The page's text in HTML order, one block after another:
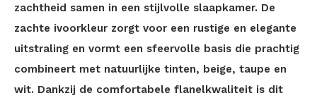
zachtheid samen in een stijlvolle slaapkamer. De
zachte ivoorkleur zorgt voor een rustige en elegante
uitstraling en vormt een sfeervolle basis die prachtig
combineert met natuurlijke tinten, beige, taupe en
wit. Dankzij de comfortabele flanelkwaliteit is dit